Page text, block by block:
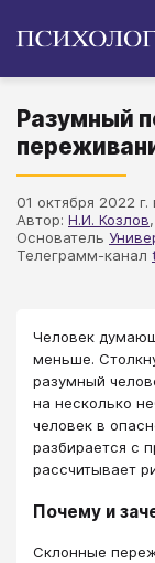
Разумный
01 октября 2022 г.
Автор: Н.И. Козлов
Основатель
Телеграмм-канал
Человек
меньше.
разумный
на несколько
человек в
разбирается с
рассчитывает
Почему и
Склонные